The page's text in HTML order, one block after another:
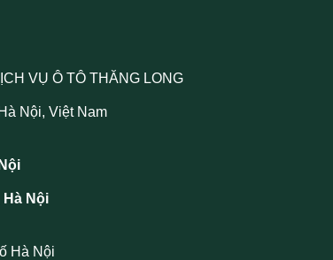
VỤ Ô TÔ THĂNG LONG
Nội, Việt Nam
Nội
Hà Nội